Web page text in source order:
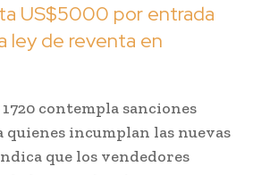
US$5000 por entrada
ley de reventa en
contempla sanciones
quienes incumplan las nuevas
que los vendedores